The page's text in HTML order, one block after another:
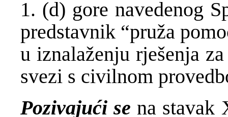
1. (d) gore navedenog
predstavnik “pruža
u iznalaženju rješenja
svezi s civilnom
Pozivajući se na stavak